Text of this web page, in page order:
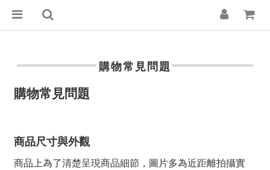
購物常見問題
購物常見問題
商品尺寸與外觀
商品上為了清楚呈現商品細節，圖片多為近距離拍攝實